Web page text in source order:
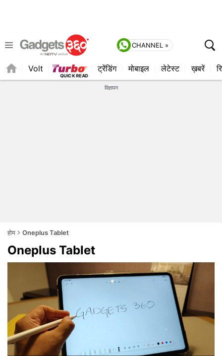
CHANNEL »
Volt ट्रेंडिंग मोबाइल लेटेस्ट ख़बरें
विज्ञापन
होम Oneplus Tablet
Oneplus Tablet